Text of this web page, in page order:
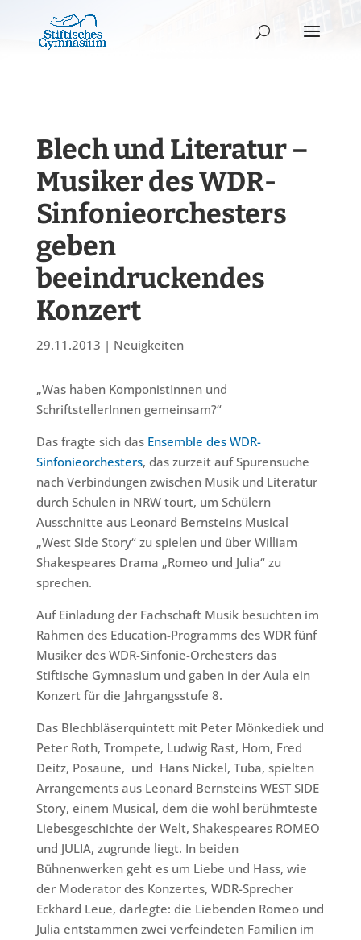
Blech und Literatur –
Musiker des WDR-
Sinfonieorchesters
geben
beeindruckendes
Konzert
29.11.2013 | Neuigkeiten
„Was haben KomponistInnen und
SchriftstellerInnen gemeinsam?“
Das fragte sich das Ensemble des WDR-
Sinfonieorchesters, das zurzeit auf Spurensuche
nach Verbindungen zwischen Musik und Literatur
durch Schulen in NRW tourt, um Schülern
Ausschnitte aus Leonard Bernsteins Musical
„West Side Story“ zu spielen und über William
Shakespeares Drama „Romeo und Julia“ zu
sprechen.
Auf Einladung der Fachschaft Musik besuchten im
Rahmen des Education-Programms des WDR fünf
Musiker des WDR-Sinfonie-Orchesters das
Stiftische Gymnasium und gaben in der Aula ein
Konzert für die Jahrgangsstufe 8.
Das Blechbläserquintett mit Peter Mönkediek und
Peter Roth, Trompete, Ludwig Rast, Horn, Fred
Deitz, Posaune, und Hans Nickel, Tuba, spielten
Arrangements aus Leonard Bernsteins WEST SIDE
Story, einem Musical, dem die wohl berühmteste
Liebesgeschichte der Welt, Shakespeares ROMEO
und JULIA, zugrunde liegt. In beiden
Bühnenwerken geht es um Liebe und Hass, wie
der Moderator des Konzertes, WDR-Sprecher
Eckhard Leue, darlegte: die Liebenden Romeo und
Julia entstammen zwei verfeindeten Familien im